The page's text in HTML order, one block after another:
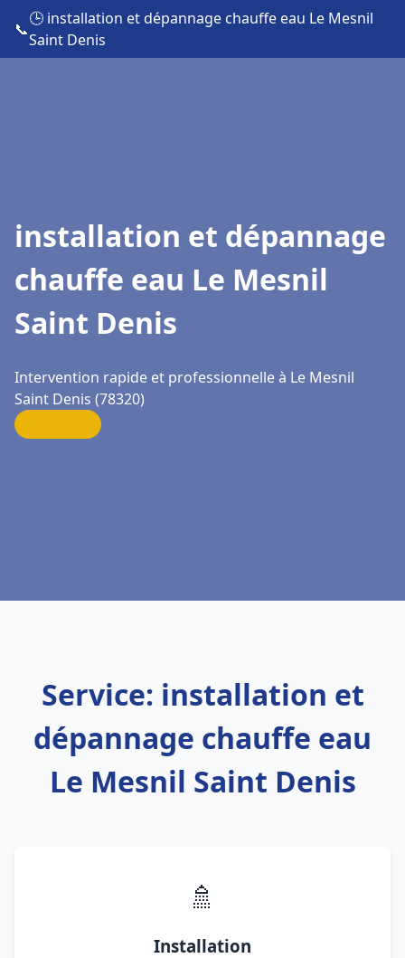
📞
🕒 installation et dépannage chauffe eau Le Mesnil
Saint Denis
installation et dépannage
chauffe eau Le Mesnil
Saint Denis
Intervention rapide et professionnelle à Le Mesnil
Saint Denis (78320)
Service: installation et
dépannage chauffe eau
Le Mesnil Saint Denis
🚿
Installation